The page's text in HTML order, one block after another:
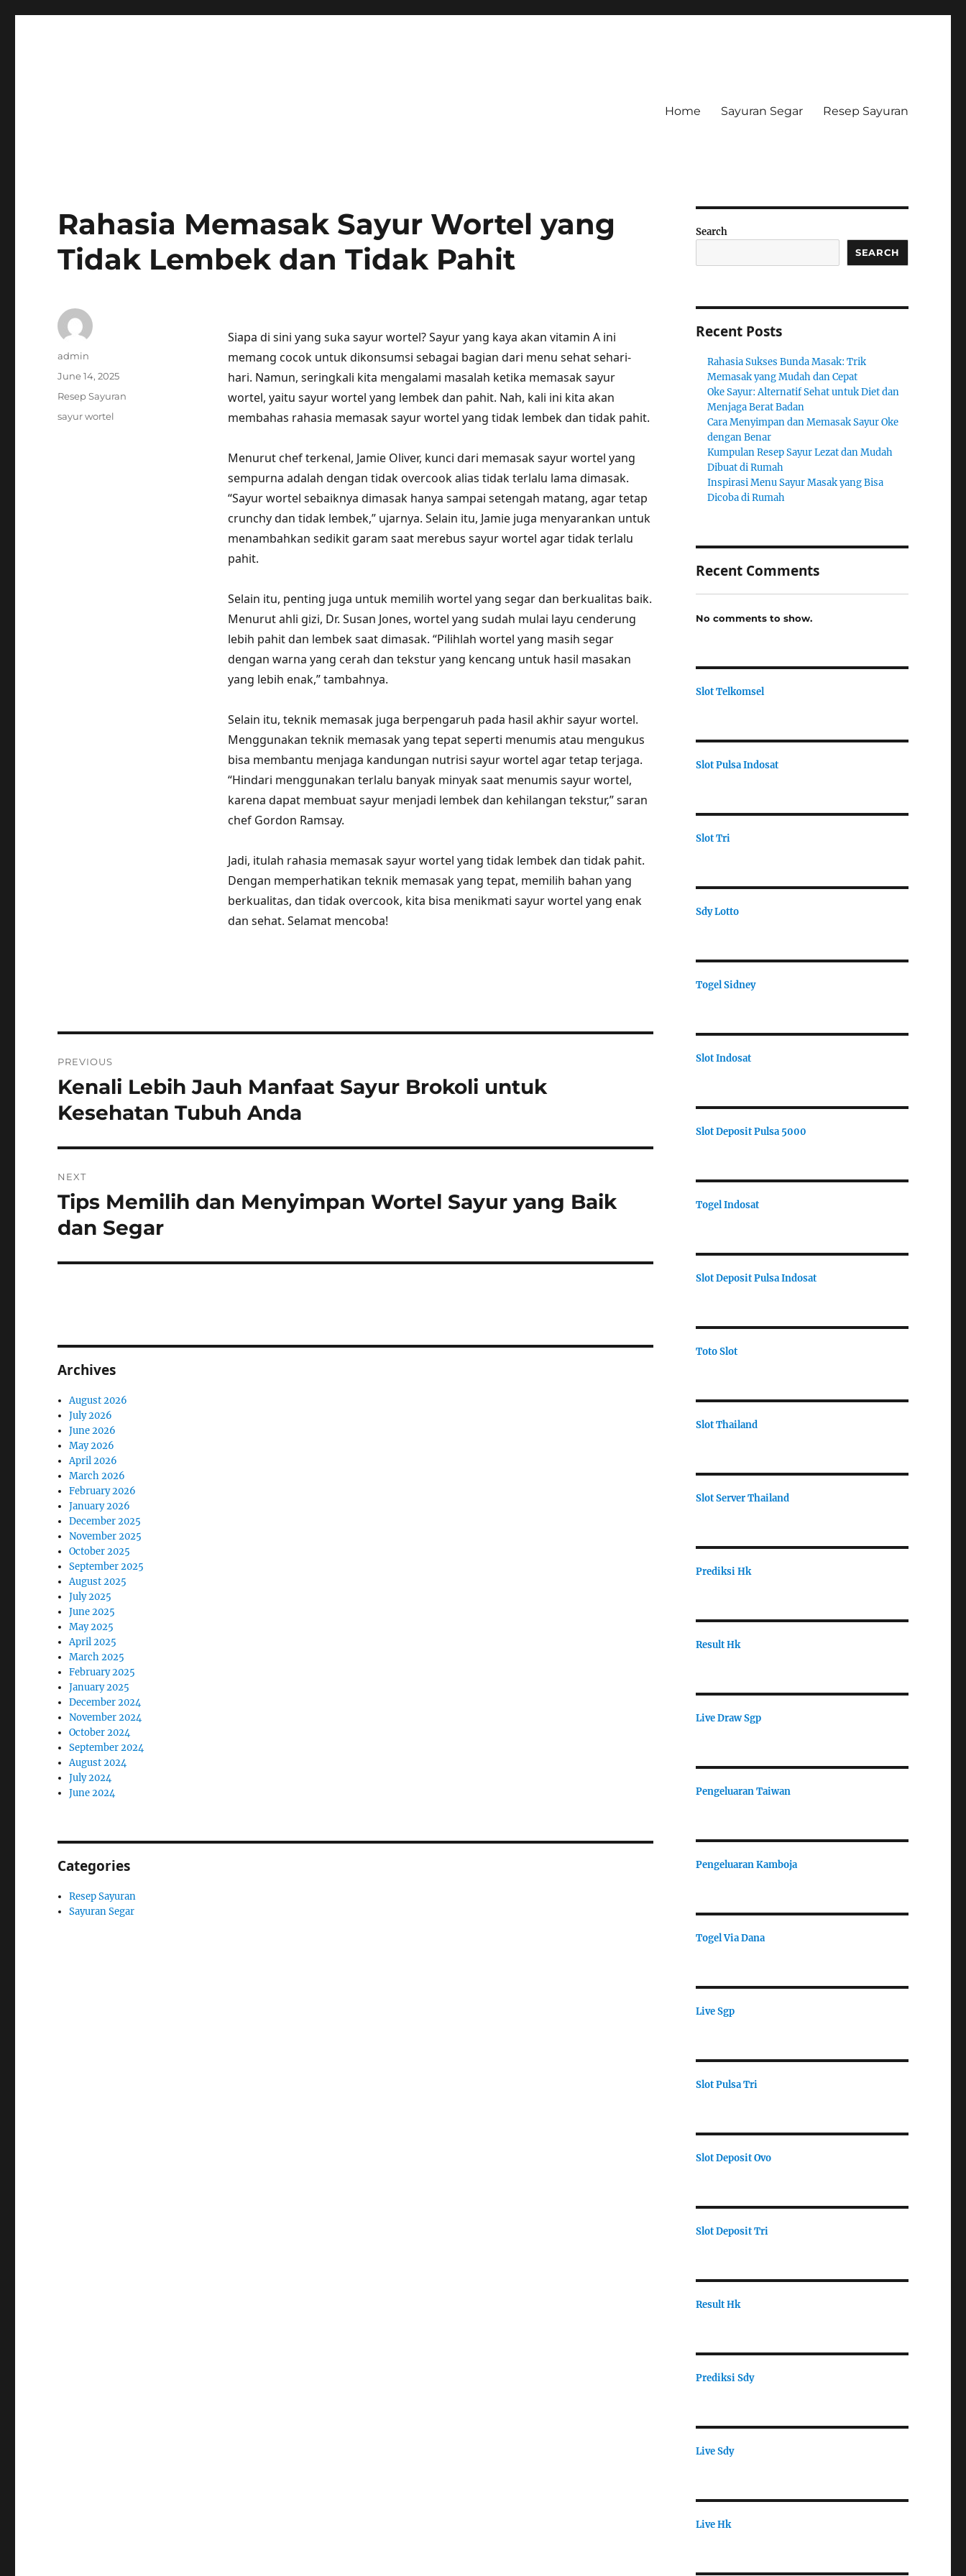
Home Sayuran Segar Resep Sayuran
Rahasia Memasak Sayur Wortel yang
Tidak Lembek dan Tidak Pahit
Siapa di sini yang suka sayur wortel? Sayur yang kaya akan vitamin A ini
memang cocok untuk dikonsumsi sebagai bagian dari menu sehat sehari-
hari. Namun, seringkali kita mengalami masalah ketika memasak sayur
wortel, yaitu sayur wortel yang lembek dan pahit. Nah, kali ini kita akan
membahas rahasia memasak sayur wortel yang tidak lembek dan tidak pahit.
Menurut chef terkenal, Jamie Oliver, kunci dari memasak sayur wortel yang
sempurna adalah dengan tidak overcook alias tidak terlalu lama dimasak.
“Sayur wortel sebaiknya dimasak hanya sampai setengah matang, agar tetap
crunchy dan tidak lembek,” ujarnya. Selain itu, Jamie juga menyarankan untuk
menambahkan sedikit garam saat merebus sayur wortel agar tidak terlalu
pahit.
Selain itu, penting juga untuk memilih wortel yang segar dan berkualitas baik.
Menurut ahli gizi, Dr. Susan Jones, wortel yang sudah mulai layu cenderung
lebih pahit dan lembek saat dimasak. “Pilihlah wortel yang masih segar
dengan warna yang cerah dan tekstur yang kencang untuk hasil masakan
yang lebih enak,” tambahnya.
Selain itu, teknik memasak juga berpengaruh pada hasil akhir sayur wortel.
Menggunakan teknik memasak yang tepat seperti menumis atau mengukus
bisa membantu menjaga kandungan nutrisi sayur wortel agar tetap terjaga.
“Hindari menggunakan terlalu banyak minyak saat menumis sayur wortel,
karena dapat membuat sayur menjadi lembek dan kehilangan tekstur,” saran
chef Gordon Ramsay.
Jadi, itulah rahasia memasak sayur wortel yang tidak lembek dan tidak pahit.
Dengan memperhatikan teknik memasak yang tepat, memilih bahan yang
berkualitas, dan tidak overcook, kita bisa menikmati sayur wortel yang enak
dan sehat. Selamat mencoba!
Author
admin
Posted
June 14, 2025
Categories
Resep Sayuran
Tags
sayur wortel
navigation
PREVIOUS
Previous
post:
Kenali Lebih Jauh Manfaat Sayur Brokoli untuk
Kesehatan Tubuh Anda
NEXT
Next
post:
Tips Memilih dan Menyimpan Wortel Sayur yang Baik
dan Segar
Archives
August 2026
July 2026
June 2026
May 2026
April 2026
March 2026
February 2026
January 2026
December 2025
November 2025
October 2025
September 2025
August 2025
July 2025
June 2025
May 2025
April 2025
March 2025
February 2025
January 2025
December 2024
November 2024
October 2024
September 2024
August 2024
July 2024
June 2024
Categories
Resep Sayuran
Sayuran Segar
Search
SEARCH
Recent Posts
Rahasia Sukses Bunda Masak: Trik
Memasak yang Mudah dan Cepat
Oke Sayur: Alternatif Sehat untuk Diet dan
Menjaga Berat Badan
Cara Menyimpan dan Memasak Sayur Oke
dengan Benar
Kumpulan Resep Sayur Lezat dan Mudah
Dibuat di Rumah
Inspirasi Menu Sayur Masak yang Bisa
Dicoba di Rumah
Recent Comments
No comments to show.
Slot Telkomsel
Slot Pulsa Indosat
Slot Tri
Sdy Lotto
Togel Sidney
Slot Indosat
Slot Deposit Pulsa 5000
Togel Indosat
Slot Deposit Pulsa Indosat
Toto Slot
Slot Thailand
Slot Server Thailand
Prediksi Hk
Result Hk
Live Draw Sgp
Pengeluaran Taiwan
Pengeluaran Kamboja
Togel Via Dana
Live Sgp
Slot Pulsa Tri
Slot Deposit Ovo
Slot Deposit Tri
Result Hk
Prediksi Sdy
Live Sdy
Live Hk